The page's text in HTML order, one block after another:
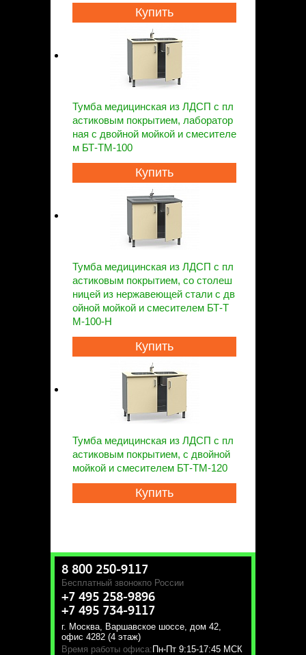
Купить
Тумба медицинская из ЛДСП с пл
астиковым покрытием, лаборатор
ная с двойной мойкой и смесителе
м БТ-ТМ-100
Купить
Тумба медицинская из ЛДСП с пл
астиковым покрытием, со столеш
ницей из нержавеющей стали с дв
ойной мойкой и смесителем БТ-Т
М-100-Н
Купить
Тумба медицинская из ЛДСП с пл
астиковым покрытием, с двойной
мойкой и смесителем БТ-ТМ-120
Купить
8 800 250-9117
Бесплатный звонокпо России
+7 495 258-9896
+7 495 734-9117
г. Москва, Варшавское шоссе, дом 42,
офис 4282 (4 этаж)
Время работы офиса: Пн-Пт 9:15-17:45 МСК